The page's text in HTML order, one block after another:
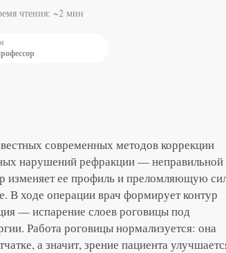
чтения: ~2 мин
современных методов коррекции
нарушений рефракции — неправильной
изменяет ее профиль и преломляющую
В ходе операции врач формирует контур
— испарение слоев роговицы под
Работа роговицы нормализуется: она
а значит, зрение пациента
на хирургию катаракты с
Hoya